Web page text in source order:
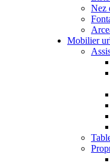
Nez
Mobilier